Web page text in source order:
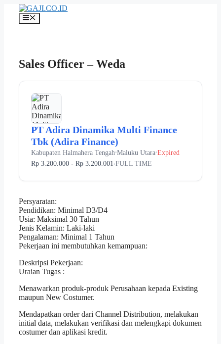
Langsung
Menu
Sales Officer – Weda
PT Adira Dinamika Multi Finance
Tbk (Adira Finance)
Kabupaten Halmahera Tengah•Maluku Utara•Expired
Rp 3.200.000 - Rp 3.200.001•FULL TIME
Persyaratan:
Pendidikan: Minimal D3/D4
Usia: Maksimal 30 Tahun
Jenis Kelamin: Laki-laki
Pengalaman: Minimal 1 Tahun
Pekerjaan ini membutuhkan kemampuan:
Deskripsi Pekerjaan:
Uraian Tugas :
Menawarkan produk-produk Perusahaan kepada Existing
maupun New Costumer.
Mendapatkan order dari Channel Distribution, melakukan
initial data, melakukan verifikasi dan melengkapi dokumen
costumer dan aplikasi kredit.